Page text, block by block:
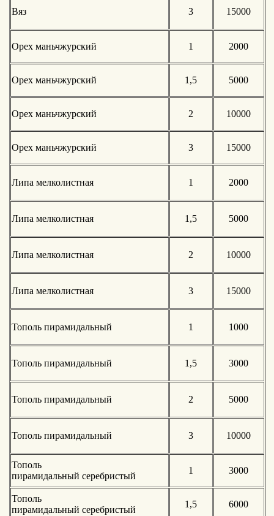
Вяз 3 15000
Орех маньчжурский 1 2000
Орех маньчжурский 1,5 5000
Орех маньчжурский 2 10000
Орех маньчжурский 3 15000
Липа мелколистная 1 2000
Липа мелколистная 1,5 5000
Липа мелколистная 2 10000
Липа мелколистная 3 15000
Тополь пирамидальный 1 1000
Тополь пирамидальный 1,5 3000
Тополь пирамидальный 2 5000
Тополь пирамидальный 3 10000
Тополь
пирамидальный серебристый
1 3000
Тополь
пирамидальный серебристый
1,5 6000